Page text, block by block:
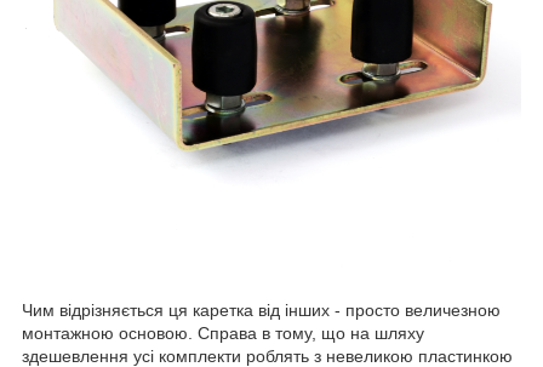
Чим відрізняється ця каретка від інших - просто величезною
монтажною основою. Справа в тому, що на шляху
здешевлення усі комплекти роблять з невеликою пластинкою